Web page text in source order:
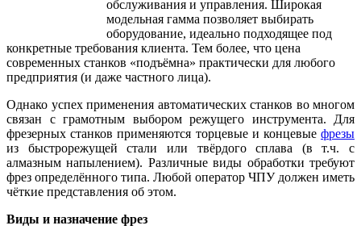
обслуживания и управления. Широкая
модельная гамма позволяет выбирать
оборудование, идеально подходящее под
конкретные требования клиента. Тем более, что цена
современных станков «подъёмна» практически для любого
предприятия (и даже частного лица).
Однако успех применения автоматических станков во многом
связан с грамотным выбором режущего инструмента. Для
фрезерных станков применяются торцевые и концевые фрезы
из быстрорежущей стали или твёрдого сплава (в т.ч. с
алмазным напылением). Различные виды обработки требуют
фрез определённого типа. Любой оператор ЧПУ должен иметь
чёткие представления об этом.
Виды и назначение фрез